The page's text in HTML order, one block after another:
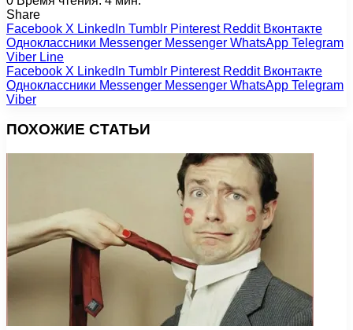
Share
Facebook X LinkedIn Tumblr Pinterest Reddit Вконтакте
Одноклассники Messenger Messenger WhatsApp Telegram
Viber Line
Facebook X LinkedIn Tumblr Pinterest Reddit Вконтакте
Одноклассники Messenger Messenger WhatsApp Telegram
Viber
ПОХОЖИЕ СТАТЬИ